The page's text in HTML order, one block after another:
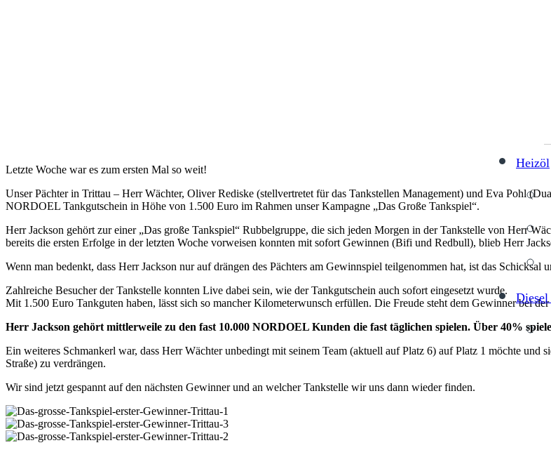
Heizöl
Letzte Woche war es zum ersten Mal so weit!
Unser Pächter in Trittau – Herr Wächter, Oliver Rediske (stellvertretet für das Tankstellen Management) und Eva Pohl
NORDOEL Tankgutschein in Höhe von 1.500 Euro im Rahmen unser Kampagne „Das Große Tankspiel“.
Herr Jackson gehört zur einer „Das große Tankspiel“ Rubbelgruppe, die sich jeden Morgen in der Tankstelle von Herr
bereits die ersten Erfolge in der letzten Woche vorweisen konnten mit sofort Gewinnen (Bifi und Redbull), blieb Herr
Wenn man bedenkt, dass Herr Jackson nur auf drängen des Pächters am Gewinnspiel teilgenommen hat, ist das Schicksal
Zahlreiche Besucher der Tankstelle konnten Live dabei sein, wie der Tankgutschein auch sofort eingesetzt wurde.
Mit 1.500 Euro Tankguten haben, lässt sich so mancher Kilometerwunsch erfüllen. Die Freude steht dem Gewinner bei
Herr Jackson gehört mittlerweile zu den fast 10.000 NORDOEL Kunden die fast täglichen spielen. Über 40%
Ein weiteres Schmankerl war, dass Herr Wächter unbedingt mit seinem Team (aktuell auf Platz 6) auf Platz 1 möchte
Straße) zu verdrängen.
Wir sind jetzt gespannt auf den nächsten Gewinner und an welcher Tankstelle wir uns dann wieder finden.